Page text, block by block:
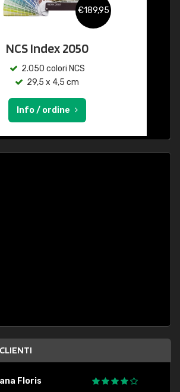
€189,95
NCS Index 2050
2.050 colori NCS
29,5 x 4,5 cm
Info / ordine
Floris